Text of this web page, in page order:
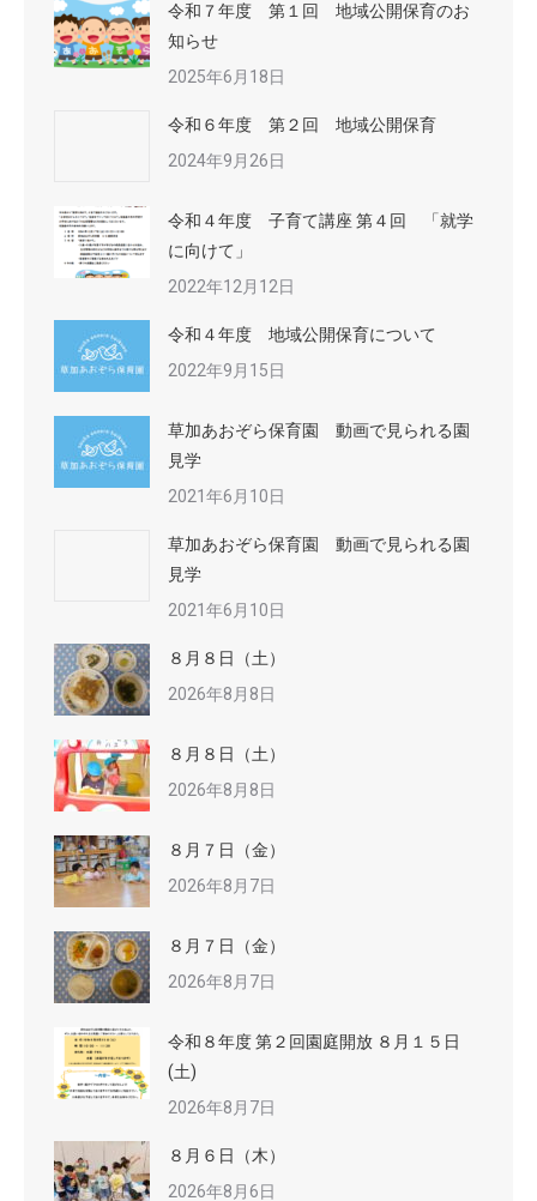
令和７年度 第１回 地域公開保育のお
知らせ
2025年6月18日
令和６年度 第２回 地域公開保育
2024年9月26日
令和４年度 子育て講座 第４回 「就学
に向けて」
2022年12月12日
令和４年度 地域公開保育について
2022年9月15日
草加あおぞら保育園 動画で見られる園
見学
2021年6月10日
草加あおぞら保育園 動画で見られる園
見学
2021年6月10日
８月８日（土）
2026年8月8日
８月８日（土）
2026年8月8日
８月７日（金）
2026年8月7日
８月７日（金）
2026年8月7日
令和８年度 第２回園庭開放 ８月１５日
(土)
2026年8月7日
８月６日（木）
2026年8月6日